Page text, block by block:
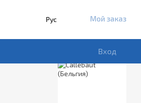
Рус Мой заказ
Вход